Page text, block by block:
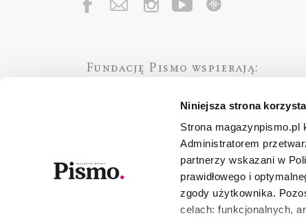
Niniejsza strona
Strona magazynpismo.pl
Administratorem
partnerzy wskazani w
prawidłowego i
zgody użytkownika.
celach: funkcjonalnych,
Fundację Pismo wspierają: